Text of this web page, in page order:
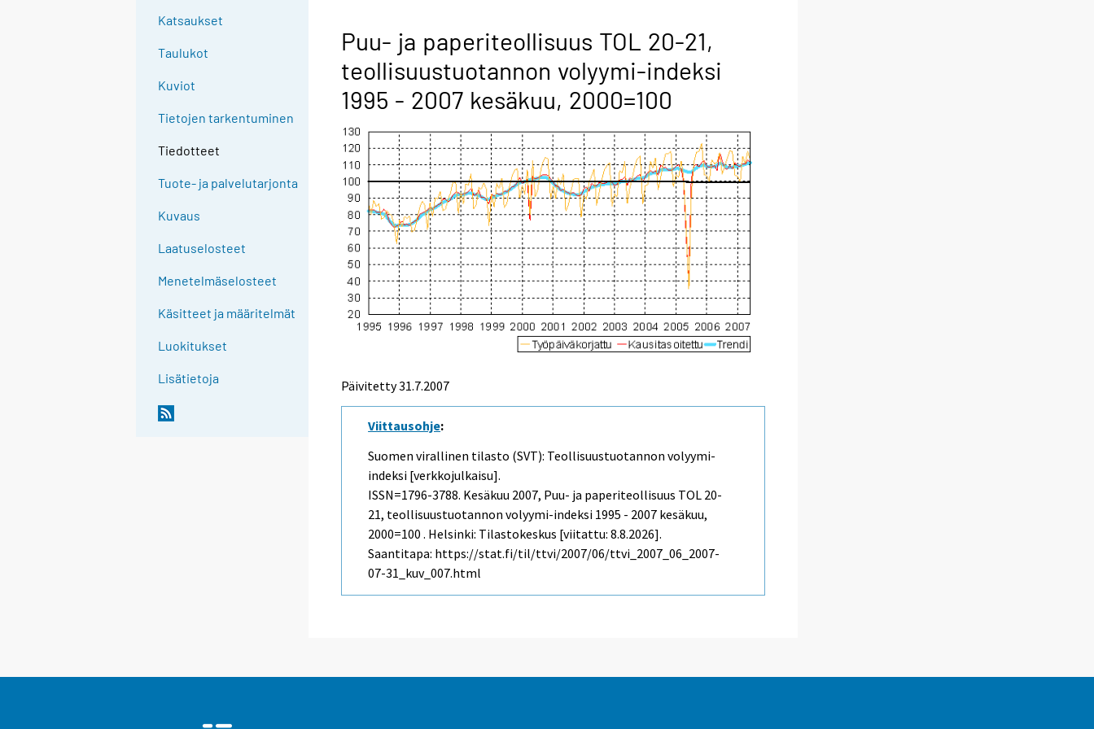
Katsaukset
Taulukot
Kuviot
Tietojen tarkentuminen
Tiedotteet
Tuote- ja palvelutarjonta
Kuvaus
Laatuselosteet
Menetelmäselosteet
Käsitteet ja määritelmät
Luokitukset
Lisätietoja
Puu- ja paperiteollisuus TOL 20-21,
teollisuustuotannon volyymi-indeksi
1995 - 2007 kesäkuu, 2000=100
Päivitetty31.7.2007
Viittausohje:
Suomen virallinen tilasto (SVT): Teollisuustuotannon volyymi-
indeksi [verkkojulkaisu].
ISSN=1796-3788. Kesäkuu 2007, Puu- ja paperiteollisuus TOL 20-
21, teollisuustuotannon volyymi-indeksi 1995 - 2007 kesäkuu,
2000=100 . Helsinki: Tilastokeskus [viitattu: 8.8.2026].
Saantitapa: https://stat.fi/til/ttvi/2007/06/ttvi_2007_06_2007-
07-31_kuv_007.html